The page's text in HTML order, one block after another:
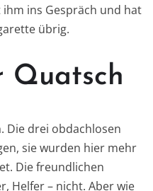
ins Gespräch und hat
übrig.
Quatsch
Die drei obdachlosen
sie wurden hier mehr
Die freundlichen
Helfer – nicht. Aber wie